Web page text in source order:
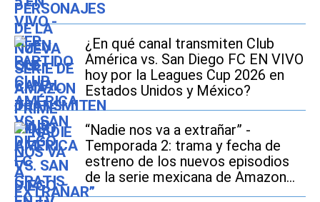
¿En qué canal transmiten Club
América vs. San Diego FC EN VIVO
hoy por la Leagues Cup 2026 en
Estados Unidos y México?
“Nadie nos va a extrañar” -
Temporada 2: trama y fecha de
estreno de los nuevos episodios
de la serie mexicana de Amazon
Prime Video